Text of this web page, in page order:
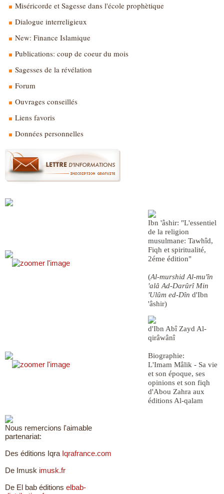
Miséricorde et Sagesse dans l'école prophètique
Dialogue interreligieux
New: Finance Islamique
Publications: coup de coeur du mois
Sagesses de la révélation
Forum
Ouvrages conseillés
Liens favoris
Données personnelles
Ibn 'âshir: "L'essentiel
de la religion
musulmane: Tawhîd,
Fiqh et spiritualité,
2éme édition"
(Al-murshid Al-mu'în
'alâ Ad-Darûrî Min
'Ulûm ed-Dîn d'Ibn
'âshir)
d'Ibn Abî Zayd Al-
qirâwânî
Biographie:
L'Imam Mâlik - Sa vie
et son époque, ses
opinions et son fiqh
d'Abou Zahra aux
éditions Al-qalam
Nous remercions l'aimable
partenariat:
Des éditions Iqra Iqrafrance.com
De Imusk imusk.fr
De El bab éditions elbab-